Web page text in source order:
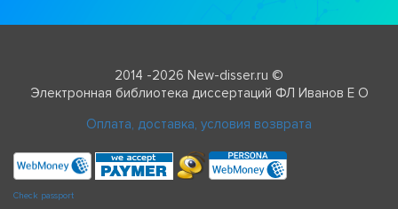
2014 -2026 New-disser.ru ©
Электронная библиотека диссертаций ФЛ Иванов Е О
Оплата, доставка, условия возврата
Check passport